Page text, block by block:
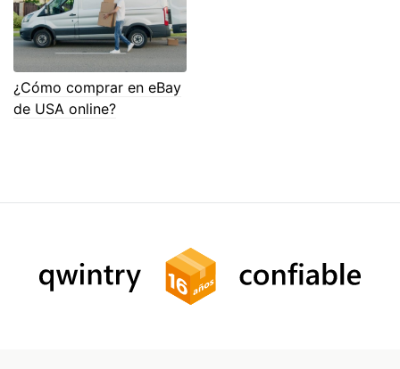
¿Cómo comprar en eBay
de USA online?